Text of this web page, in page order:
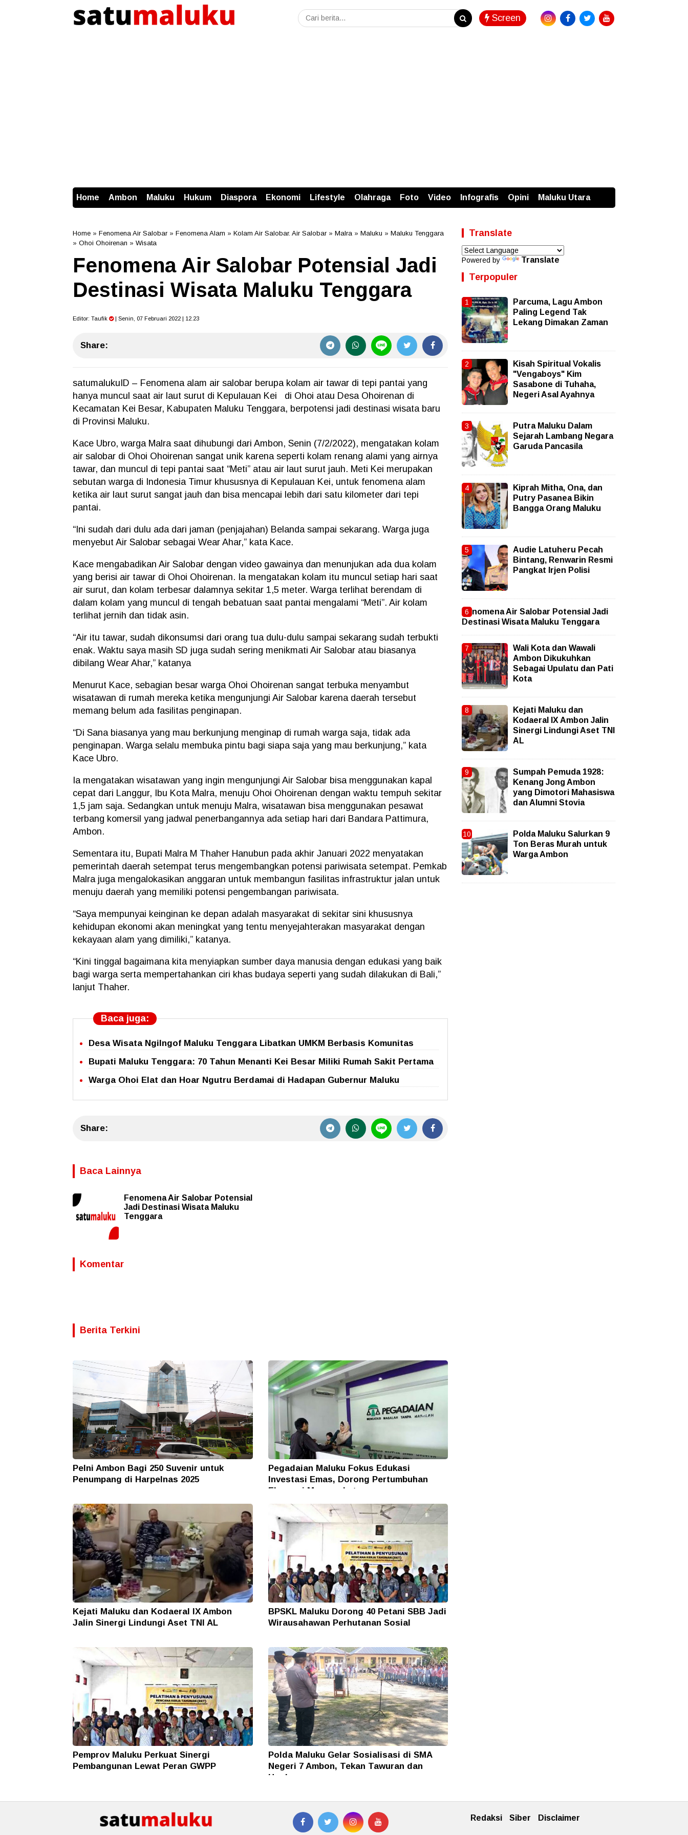
Screen
Home Ambon Maluku Hukum Diaspora Ekonomi Lifestyle Olahraga Foto Video Infografis Opini Maluku Utara
Home » Fenomena Air Salobar » Fenomena Alam » Kolam Air Salobar. Air Salobar » Malra » Maluku » Maluku Tenggara
» Ohoi Ohoirenan » Wisata
Fenomena Air Salobar Potensial Jadi
Destinasi Wisata Maluku Tenggara
Editor: Taufik | Senin, 07 Februari 2022 | 12.23
Share:
satumalukuID – Fenomena alam air salobar berupa kolam air tawar di tepi pantai yang
hanya muncul saat air laut surut di Kepulauan Kei di Ohoi atau Desa Ohoirenan di
Kecamatan Kei Besar, Kabupaten Maluku Tenggara, berpotensi jadi destinasi wisata baru
di Provinsi Maluku.
Kace Ubro, warga Malra saat dihubungi dari Ambon, Senin (7/2/2022), mengatakan kolam
air salobar di Ohoi Ohoirenan sangat unik karena seperti kolam renang alami yang airnya
tawar, dan muncul di tepi pantai saat “Meti” atau air laut surut jauh. Meti Kei merupakan
sebutan warga di Indonesia Timur khususnya di Kepulauan Kei, untuk fenomena alam
ketika air laut surut sangat jauh dan bisa mencapai lebih dari satu kilometer dari tepi
pantai.
“Ini sudah dari dulu ada dari jaman (penjajahan) Belanda sampai sekarang. Warga juga
menyebut Air Salobar sebagai Wear Ahar,” kata Kace.
Kace mengabadikan Air Salobar dengan video gawainya dan menunjukan ada dua kolam
yang berisi air tawar di Ohoi Ohoirenan. Ia mengatakan kolam itu muncul setiap hari saat
air surut, dan kolam terbesar dalamnya sekitar 1,5 meter. Warga terlihat berendam di
dalam kolam yang muncul di tengah bebatuan saat pantai mengalami “Meti”. Air kolam
terlihat jernih dan tidak asin.
“Air itu tawar, sudah dikonsumsi dari orang tua dulu-dulu sampai sekarang sudah terbukti
enak. Waktu saya masih SD juga sudah sering menikmati Air Salobar atau biasanya
dibilang Wear Ahar,” katanya
Menurut Kace, sebagian besar warga Ohoi Ohoirenan sangat terbuka menyambut
wisatawan di rumah mereka ketika mengunjungi Air Salobar karena daerah tersebut
memang belum ada fasilitas penginapan.
“Di Sana biasanya yang mau berkunjung menginap di rumah warga saja, tidak ada
penginapan. Warga selalu membuka pintu bagi siapa saja yang mau berkunjung,” kata
Kace Ubro.
Ia mengatakan wisatawan yang ingin mengunjungi Air Salobar bisa menggunakan kapal
cepat dari Langgur, Ibu Kota Malra, menuju Ohoi Ohoirenan dengan waktu tempuh sekitar
1,5 jam saja. Sedangkan untuk menuju Malra, wisatawan bisa menggunakan pesawat
terbang komersil yang jadwal penerbangannya ada setiap hari dari Bandara Pattimura,
Ambon.
Sementara itu, Bupati Malra M Thaher Hanubun pada akhir Januari 2022 menyatakan
pemerintah daerah setempat terus mengembangkan potensi pariwisata setempat. Pemkab
Malra juga mengalokasikan anggaran untuk membangun fasilitas infrastruktur jalan untuk
menuju daerah yang memiliki potensi pengembangan pariwisata.
“Saya mempunyai keinginan ke depan adalah masyarakat di sekitar sini khususnya
kehidupan ekonomi akan meningkat yang tentu menyejahterakan masyarakat dengan
kekayaan alam yang dimiliki,” katanya.
“Kini tinggal bagaimana kita menyiapkan sumber daya manusia dengan edukasi yang baik
bagi warga serta mempertahankan ciri khas budaya seperti yang sudah dilakukan di Bali,”
lanjut Thaher.
Baca juga:
Desa Wisata Ngilngof Maluku Tenggara Libatkan UMKM Berbasis Komunitas
Bupati Maluku Tenggara: 70 Tahun Menanti Kei Besar Miliki Rumah Sakit Pertama
Warga Ohoi Elat dan Hoar Ngutru Berdamai di Hadapan Gubernur Maluku
Share:
Baca Lainnya
Fenomena Air Salobar Potensial
Jadi Destinasi Wisata Maluku
Tenggara
Komentar
Berita Terkini
Pelni Ambon Bagi 250 Suvenir untuk
Penumpang di Harpelnas 2025
Pegadaian Maluku Fokus Edukasi
Investasi Emas, Dorong Pertumbuhan
Ekonomi Masyarakat
Kejati Maluku dan Kodaeral IX Ambon
Jalin Sinergi Lindungi Aset TNI AL
BPSKL Maluku Dorong 40 Petani SBB Jadi
Wirausahawan Perhutanan Sosial
Pemprov Maluku Perkuat Sinergi
Pembangunan Lewat Peran GWPP
Polda Maluku Gelar Sosialisasi di SMA
Negeri 7 Ambon, Tekan Tawuran dan
Hoaks
Translate
Powered by Translate
Terpopuler
Parcuma, Lagu Ambon
Paling Legend Tak
Lekang Dimakan Zaman
Kisah Spiritual Vokalis
"Vengaboys" Kim
Sasabone di Tuhaha,
Negeri Asal Ayahnya
Putra Maluku Dalam
Sejarah Lambang Negara
Garuda Pancasila
Kiprah Mitha, Ona, dan
Putry Pasanea Bikin
Bangga Orang Maluku
Audie Latuheru Pecah
Bintang, Renwarin Resmi
Pangkat Irjen Polisi
Fenomena Air Salobar Potensial Jadi
Destinasi Wisata Maluku Tenggara
Wali Kota dan Wawali
Ambon Dikukuhkan
Sebagai Upulatu dan Pati
Kota
Kejati Maluku dan
Kodaeral IX Ambon Jalin
Sinergi Lindungi Aset TNI
AL
Sumpah Pemuda 1928:
Kenang Jong Ambon
yang Dimotori Mahasiswa
dan Alumni Stovia
Polda Maluku Salurkan 9
Ton Beras Murah untuk
Warga Ambon
Redaksi Siber Disclaimer